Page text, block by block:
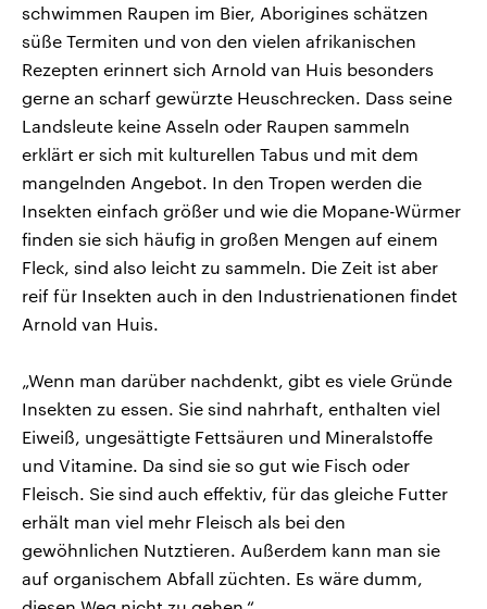
schwimmen Raupen im Bier, Aborigines schätzen
süße Termiten und von den vielen afrikanischen
Rezepten erinnert sich Arnold van Huis besonders
gerne an scharf gewürzte Heuschrecken. Dass seine
Landsleute keine Asseln oder Raupen sammeln
erklärt er sich mit kulturellen Tabus und mit dem
mangelnden Angebot. In den Tropen werden die
Insekten einfach größer und wie die Mopane-Würmer
finden sie sich häufig in großen Mengen auf einem
Fleck, sind also leicht zu sammeln. Die Zeit ist aber
reif für Insekten auch in den Industrienationen findet
Arnold van Huis.
„Wenn man darüber nachdenkt, gibt es viele Gründe
Insekten zu essen. Sie sind nahrhaft, enthalten viel
Eiweiß, ungesättigte Fettsäuren und Mineralstoffe
und Vitamine. Da sind sie so gut wie Fisch oder
Fleisch. Sie sind auch effektiv, für das gleiche Futter
erhält man viel mehr Fleisch als bei den
gewöhnlichen Nutztieren. Außerdem kann man sie
auf organischem Abfall züchten. Es wäre dumm,